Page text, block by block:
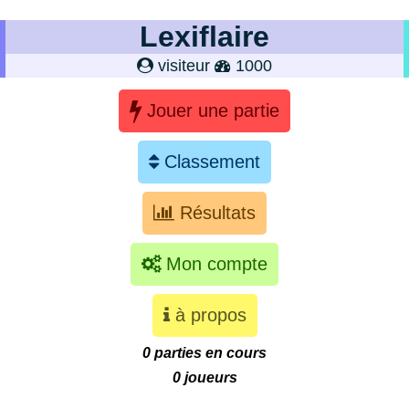
Lexiflaire
visiteur 1000
Jouer une partie
Classement
Résultats
Mon compte
à propos
0 parties en cours
0 joueurs